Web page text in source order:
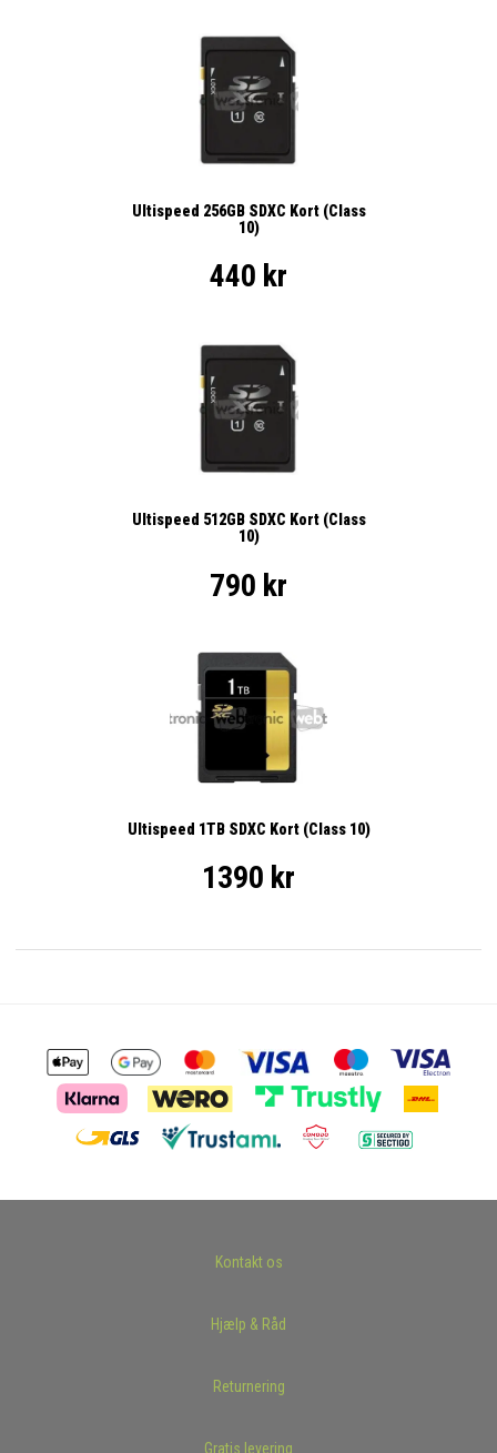
Ultispeed 256GB SDXC Kort (Class
10)
440 kr
Ultispeed 512GB SDXC Kort (Class
10)
790 kr
Ultispeed 1TB SDXC Kort (Class 10)
1390 kr
Kontakt os
Hjælp & Råd
Returnering
Gratis levering